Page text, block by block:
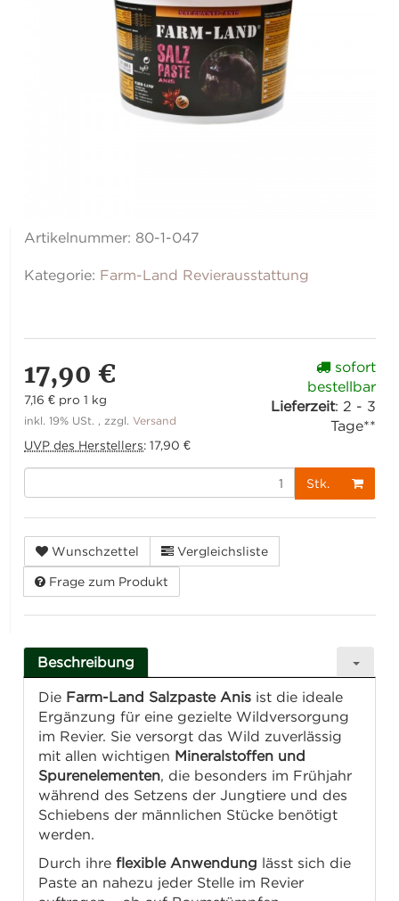
Artikelnummer: 80-1-047
Kategorie: Farm-Land Revierausstattung
17,90 €
7,16 € pro 1 kg
inkl. 19% USt. , zzgl.Versand
UVP des Herstellers:17,90 €
sofort
bestellbar
Lieferzeit: 2 - 3
Tage**
Stk.
Wunschzettel Vergleichsliste
Frage zum Produkt
Beschreibung
Die Farm-Land Salzpaste Anis ist die ideale
Ergänzung für eine gezielte Wildversorgung
im Revier. Sie versorgt das Wild zuverlässig
mit allen wichtigen Mineralstoffen und
Spurenelementen, die besonders im Frühjahr
während des Setzens der Jungtiere und des
Schiebens der männlichen Stücke benötigt
werden.
Durch ihreflexible Anwendung lässt sich die
Paste an nahezu jeder Stelle im Revier